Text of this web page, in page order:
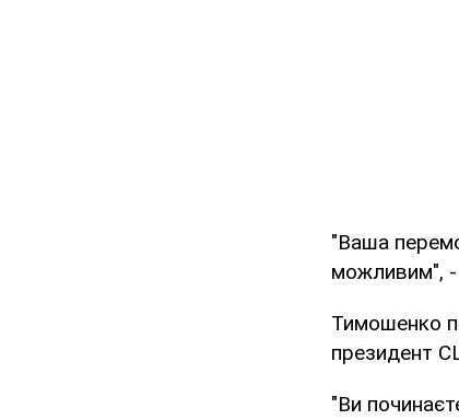
"Ваша
можливим", -
Тимошенко
президент
"Ви